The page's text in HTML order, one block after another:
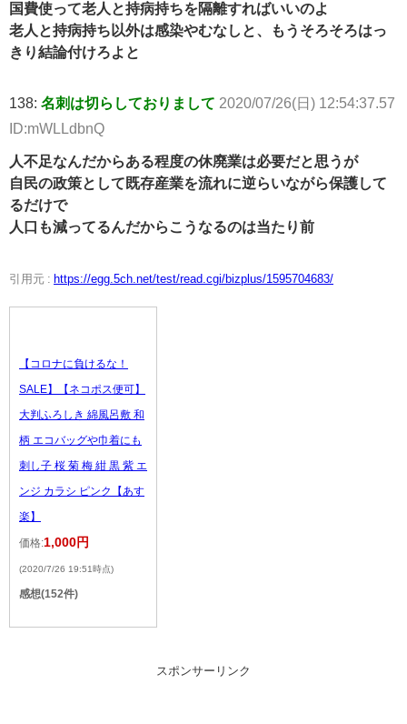
国費使って老人と持病持ちを隔離すればいいのよ
老人と持病持ち以外は感染やむなしと、もうそろそろはっ
きり結論付けろよと
138: 名刺は切らしておりまして 2020/07/26(日) 12:54:37.57
ID:mWLLdbnQ
人不足なんだからある程度の休廃業は必要だと思うが
自民の政策として既存産業を流れに逆らいながら保護して
るだけで
人口も減ってるんだからこうなるのは当たり前
引用元 : https://egg.5ch.net/test/read.cgi/bizplus/1595704683/
【コロナに負けるな！
SALE】【ネコポス便可】
大判ふろしき 綿風呂敷 和
柄 エコバッグや巾着にも
刺し子 桜 菊 梅 紺 黒 紫 エ
ンジ カラシ ピンク【あす
楽】
価格:1,000円
(2020/7/26 19:51時点)
感想(152件)
スポンサーリンク